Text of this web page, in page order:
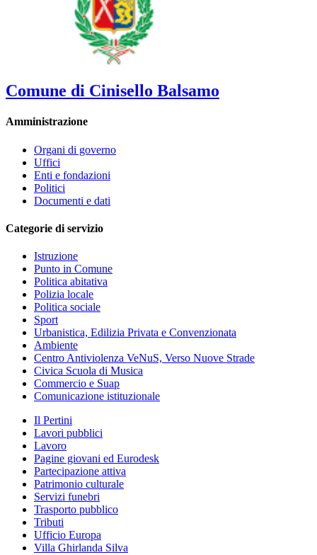
Comune di Cinisello Balsamo
Amministrazione
Organi di governo
Uffici
Enti e fondazioni
Politici
Documenti e dati
Categorie di servizio
Istruzione
Punto in Comune
Politica abitativa
Polizia locale
Politica sociale
Sport
Urbanistica, Edilizia Privata e Convenzionata
Ambiente
Centro Antiviolenza VeNuS, Verso Nuove Strade
Civica Scuola di Musica
Commercio e Suap
Comunicazione istituzionale
Il Pertini
Lavori pubblici
Lavoro
Pagine giovani ed Eurodesk
Partecipazione attiva
Patrimonio culturale
Servizi funebri
Trasporto pubblico
Tributi
Ufficio Europa
Villa Ghirlanda Silva